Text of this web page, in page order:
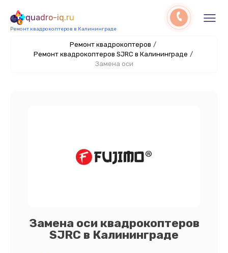
quadro-iq.ru
Ремонт квадрокоптеров в Калининграде
Ремонт квадрокоптеров /
Ремонт квадрокоптеров SJRC в Калининграде /
Замена оси
Замена оси квадрокоптеров
SJRC в Калининграде